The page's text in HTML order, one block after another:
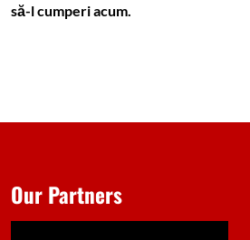
să-l cumperi acum.
Our Partners